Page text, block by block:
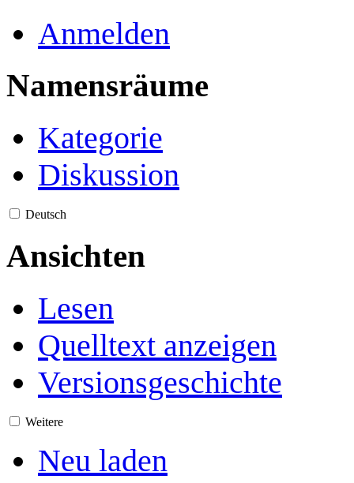
Anmelden
Namensräume
Kategorie
Diskussion
Deutsch
Ansichten
Lesen
Quelltext anzeigen
Versionsgeschichte
Weitere
Neu laden